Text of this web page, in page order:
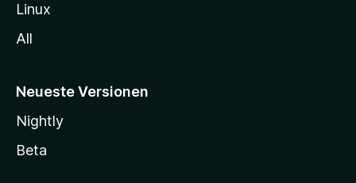
Linux
All
Neueste Versionen
Nightly
Beta